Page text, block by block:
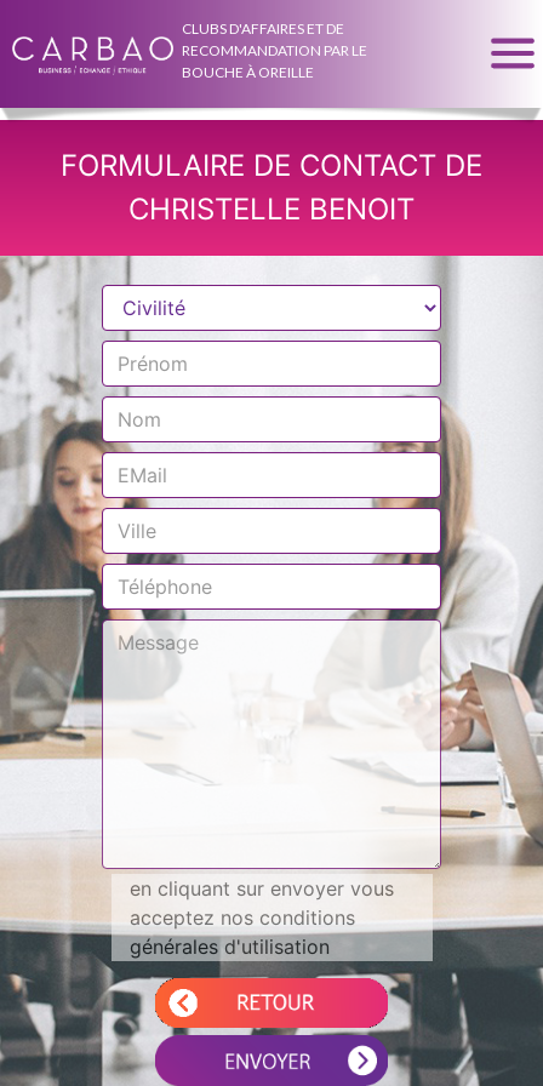
CLUBS D'AFFAIRES ET DE
RECOMMANDATION PAR LE
BOUCHE À OREILLE
FORMULAIRE DE CONTACT DE
CHRISTELLE BENOIT
en cliquant sur envoyer vous
acceptez nos conditions
générales d'utilisation